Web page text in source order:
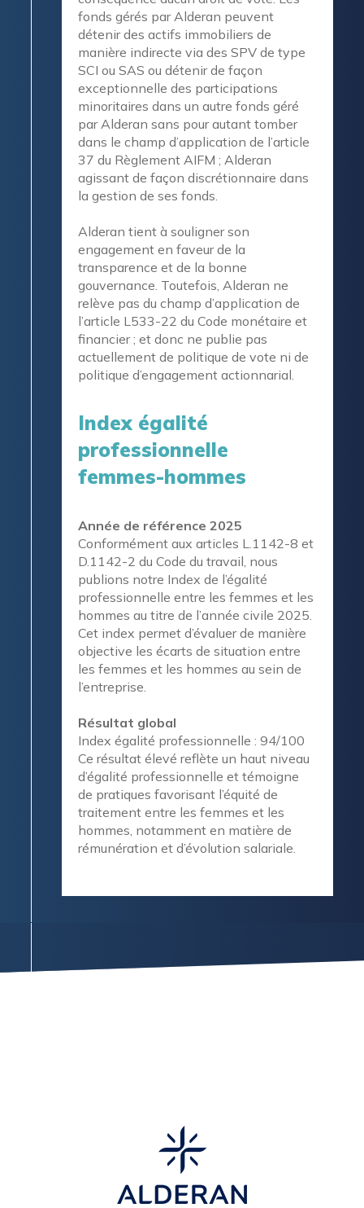
fonds gérés par Alderan peuvent
détenir des actifs immobiliers de
manière indirecte via des SPV de type
SCI ou SAS ou détenir de façon
exceptionnelle des participations
minoritaires dans un autre fonds géré
par Alderan sans pour autant tomber
dans le champ d’application de l’article
37 du Règlement AIFM ; Alderan
agissant de façon discrétionnaire dans
la gestion de ses fonds.
Alderan tient à souligner son
engagement en faveur de la
transparence et de la bonne
gouvernance. Toutefois, Alderan ne
relève pas du champ d’application de
l’article L533-22 du Code monétaire et
financier ; et donc ne publie pas
actuellement de politique de vote ni de
politique d’engagement actionnarial.
Index égalité
professionnelle
femmes-hommes
Année de référence 2025
Conformément aux articles L.1142-8 et
D.1142-2 du Code du travail, nous
publions notre Index de l’égalité
professionnelle entre les femmes et les
hommes au titre de l’année civile 2025.
Cet index permet d’évaluer de manière
objective les écarts de situation entre
les femmes et les hommes au sein de
l’entreprise.
Résultat global
Index égalité professionnelle : 94/100
Ce résultat élevé reflète un haut niveau
d’égalité professionnelle et témoigne
de pratiques favorisant l’équité de
traitement entre les femmes et les
hommes, notamment en matière de
rémunération et d’évolution salariale.